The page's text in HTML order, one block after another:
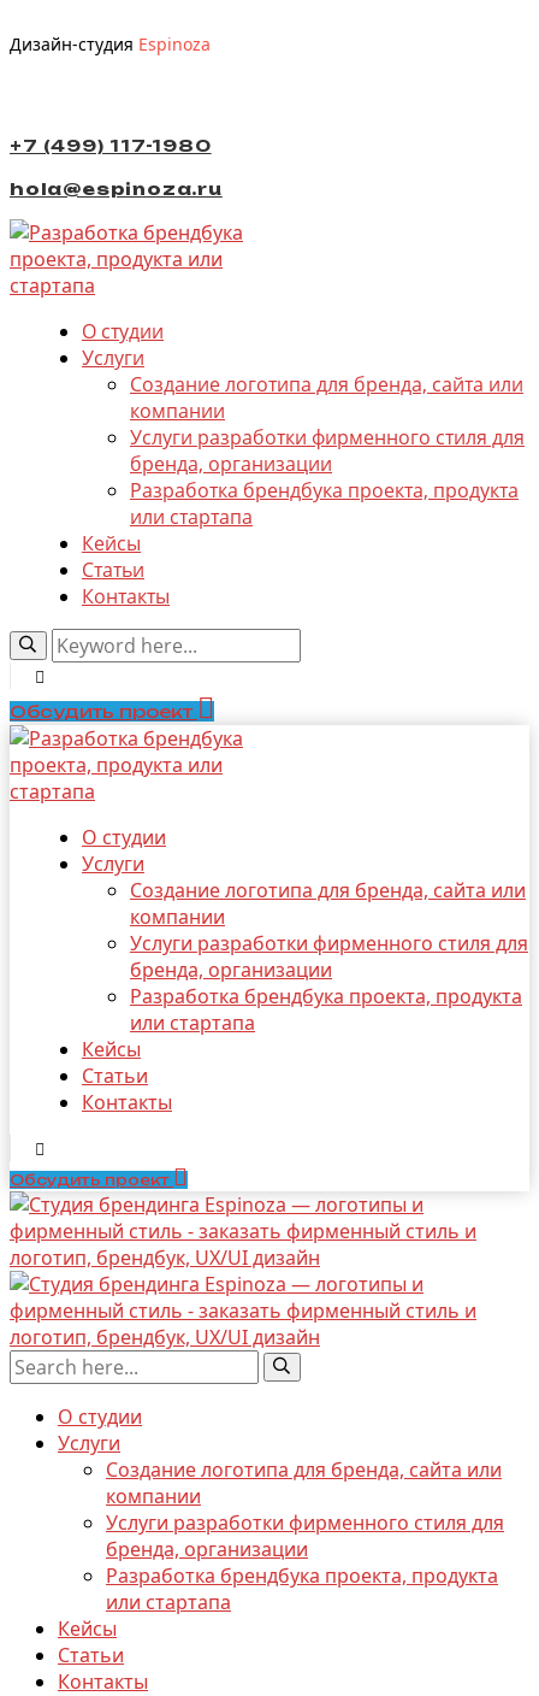
Дизайн-студия Espinoza
+7 (499) 117-1980
hola@espinoza.ru
О студии
Услуги
Создание логотипа для бренда, сайта или
компании
Услуги разработки фирменного стиля для
бренда, организации
Разработка брендбука проекта, продукта
или стартапа
Кейсы
Статьи
Контакты
Обсудить проект
О студии
Услуги
Создание логотипа для бренда, сайта или
компании
Услуги разработки фирменного стиля для
бренда, организации
Разработка брендбука проекта, продукта
или стартапа
Кейсы
Статьи
Контакты
Обсудить проект
О студии
Услуги
Создание логотипа для бренда, сайта или
компании
Услуги разработки фирменного стиля для
бренда, организации
Разработка брендбука проекта, продукта
или стартапа
Кейсы
Статьи
Контакты